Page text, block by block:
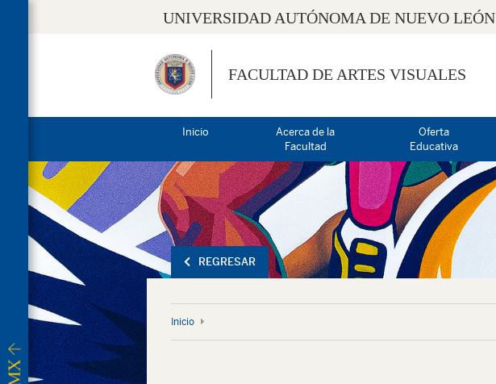
UNIVERSIDAD AUTÓNOMA DE NUEVO LEÓN
FACULTAD DE ARTES VISUALES
Inicio
Acerca de la
Facultad
Oferta
Educativa
REGRESAR
Inicio